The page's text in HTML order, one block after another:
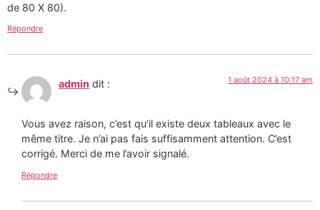
de 80 X 80).
Répondre
admin dit : 1 août 2024 à 10:17 am
Vous avez raison, c’est qu’il existe deux tableaux avec le
même titre. Je n’ai pas fais suffisamment attention. C’est
corrigé. Merci de me l’avoir signalé.
Répondre